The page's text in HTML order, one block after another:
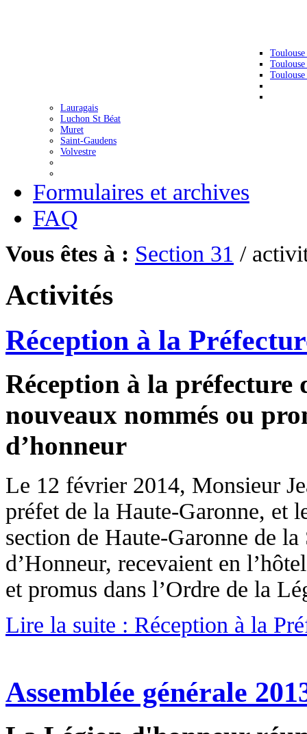
Toulouse
Toulouse
Lauragais
Luchon St Béat
Muret
Saint-Gaudens
Volvestre
Formulaires et archives
FAQ
Vous êtes à : Section 31 /
Activités
Réception à la
Réception à la préfecture
nouveaux nommés ou
d’honneur
Le 12 février 2014, Monsieur
préfet de la Haute-Garonne, et
section de Haute-Garonne de
d’Honneur, recevaient en
et promus dans l’Ordre de la
Lire la suite : Réception à la
Assemblée générale